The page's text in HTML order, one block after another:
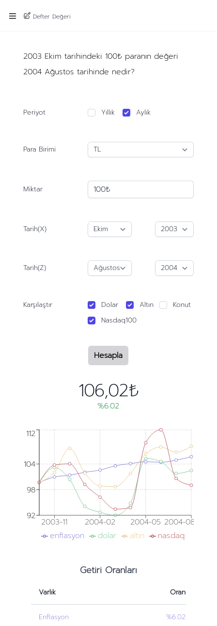
Defter Değeri
2003 Ekim tarihindeki 100₺ paranın değeri
2004 Ağustos tarihinde nedir?
Periyot Yıllık Aylık
Para Birimi
Miktar
Tarih(X)
Tarih(Z)
Karşılaştır Dolar Altın
Konut
Nasdaq100
Hesapla
106,02₺
%6.02
2003-11 2004-02 2004-05 2004-08
92
98
104
112
92
98
104
112
enflasyon dolar altın nasdaq
Getiri Oranları
Varlık Oran
Enflasyon %6.02